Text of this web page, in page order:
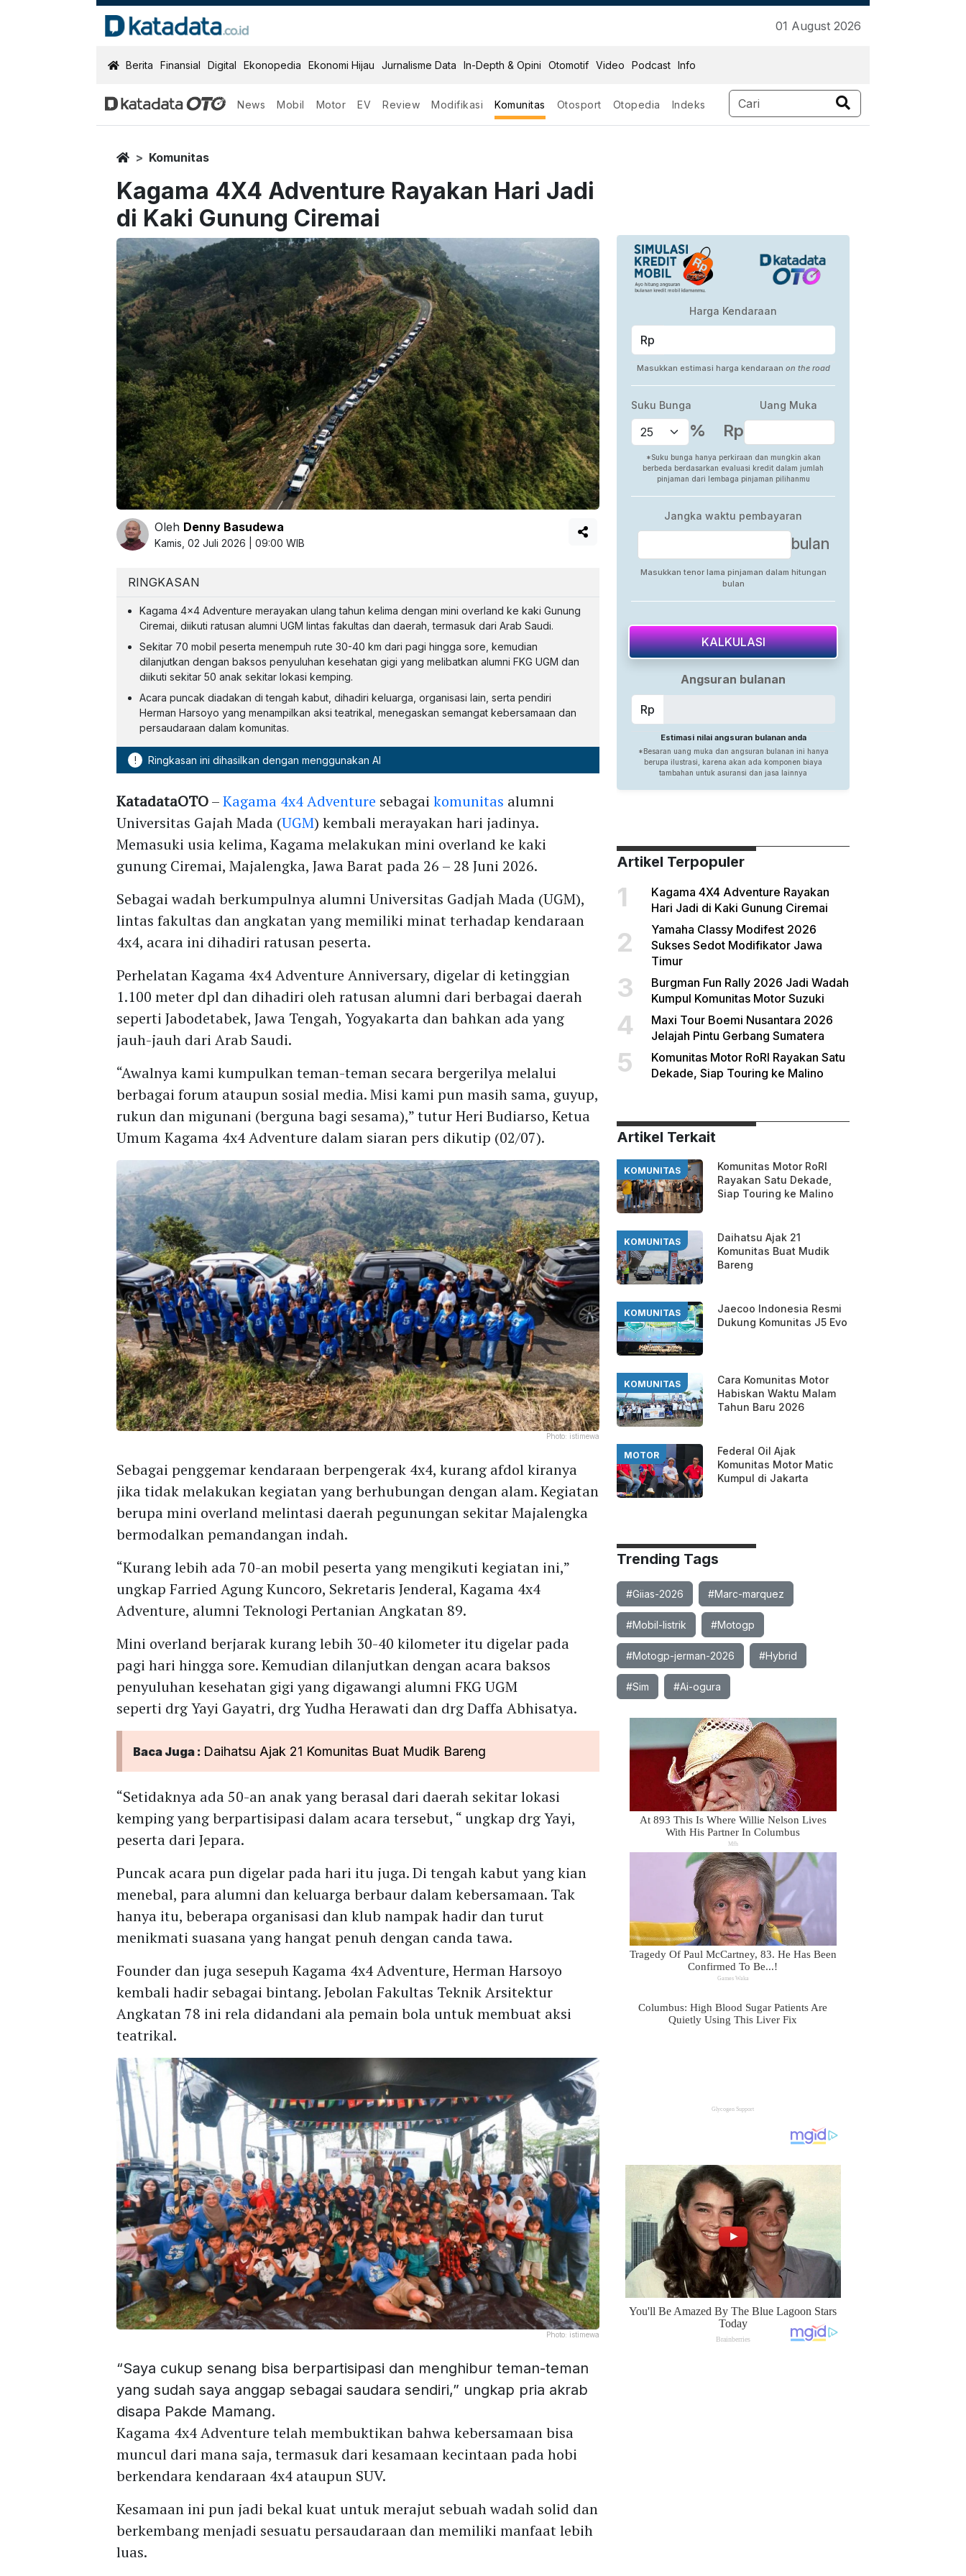
01 August 2026
KatadataOTO
Berita Finansial Digital Ekonopedia Ekonomi Hijau Jurnalisme Data In-Depth & Opini Otomotif Video Podcast Info
News Mobil Motor EV Review Modifikasi Komunitas Otosport Otopedia Indeks
HomeKomunitas
Kagama 4X4 Adventure Rayakan Hari Jadi
di Kaki Gunung Ciremai
Oleh Denny Basudewa
Kamis, 02 Juli 2026 | 09:00 WIB
RINGKASAN
Kagama 4x4 Adventure merayakan ulang tahun kelima dengan mini overland ke kaki Gunung
Ciremai, diikuti ratusan alumni UGM lintas fakultas dan daerah, termasuk dari Arab Saudi.
Sekitar 70 mobil peserta menempuh rute 30-40 km dari pagi hingga sore, kemudian
dilanjutkan dengan baksos penyuluhan kesehatan gigi yang melibatkan alumni FKG UGM dan
diikuti sekitar 50 anak sekitar lokasi kemping.
Acara puncak diadakan di tengah kabut, dihadiri keluarga, organisasi lain, serta pendiri
Herman Harsoyo yang menampilkan aksi teatrikal, menegaskan semangat kebersamaan dan
persaudaraan dalam komunitas.
! Ringkasan ini dihasilkan dengan menggunakan AI
KatadataOTO–Kagama 4x4 Adventure sebagaikomunitas alumni
Universitas Gajah Mada (UGM) kembali merayakan hari jadinya.
Memasuki usia kelima, Kagama melakukan mini overland ke kaki
gunung Ciremai, Majalengka, Jawa Barat pada 26 – 28 Juni 2026.
Sebagai wadah berkumpulnya alumni Universitas Gadjah Mada (UGM),
lintas fakultas dan angkatan yang memiliki minat terhadap kendaraan
4x4, acara ini dihadiri ratusan peserta.
Perhelatan Kagama 4x4 Adventure Anniversary, digelar di ketinggian
1.100 meter dpl dan dihadiri oleh ratusan alumni dari berbagai daerah
seperti Jabodetabek, Jawa Tengah, Yogyakarta dan bahkan ada yang
jauh-jauh dari Arab Saudi.
“Awalnya kami kumpulkan teman-teman secara bergerilya melalui
berbagai forum ataupun sosial media. Misi kami pun masih sama, guyup,
rukun dan migunani (berguna bagi sesama),” tutur Heri Budiarso, Ketua
Umum Kagama 4x4 Adventure dalam siaran pers dikutip (02/07).
Photo: istimewa
Sebagai penggemar kendaraan berpengerak 4x4, kurang afdol kiranya
jika tidak melakukan kegiatan yang berhubungan dengan alam. Kegiatan
berupa mini overland melintasi daerah pegunungan sekitar Majalengka
bermodalkan pemandangan indah.
“Kurang lebih ada 70-an mobil peserta yang mengikuti kegiatan ini,”
ungkap Farried Agung Kuncoro, Sekretaris Jenderal, Kagama 4x4
Adventure, alumni Teknologi Pertanian Angkatan 89.
Mini overland berjarak kurang lebih 30-40 kilometer itu digelar pada
pagi hari hingga sore. Kemudian dilanjutkan dengan acara baksos
penyuluhan kesehatan gigi yang digawangi alumni FKG UGM
seperti drg Yayi Gayatri, drg Yudha Herawati dan drg Daffa Abhisatya.
Baca Juga : Daihatsu Ajak 21 Komunitas Buat Mudik Bareng
“Setidaknya ada 50-an anak yang berasal dari daerah sekitar lokasi
kemping yang berpartisipasi dalam acara tersebut, “ ungkap drg Yayi,
peserta dari Jepara.
Puncak acara pun digelar pada hari itu juga. Di tengah kabut yang kian
menebal, para alumni dan keluarga berbaur dalam kebersamaan. Tak
hanya itu, beberapa organisasi dan klub nampak hadir dan turut
menikmati suasana yang hangat penuh dengan canda tawa.
Founder dan juga sesepuh Kagama 4x4 Adventure, Herman Harsoyo
kembali hadir sebagai bintang. Jebolan Fakultas Teknik Arsitektur
Angkatan 78 ini rela didandani ala pemain bola untuk membuat aksi
teatrikal.
Photo: istimewa
“Saya cukup senang bisa berpartisipasi dan menghibur teman-teman
yang sudah saya anggap sebagai saudara sendiri,” ungkap pria akrab
disapa Pakde Mamang.
Kagama 4x4 Adventure telah membuktikan bahwa kebersamaan bisa
muncul dari mana saja, termasuk dari kesamaan kecintaan pada hobi
berkendara kendaraan 4x4 ataupun SUV.
Kesamaan ini pun jadi bekal kuat untuk merajut sebuah wadah solid dan
berkembang menjadi sesuatu persaudaraan dan memiliki manfaat lebih
luas.
Artikel Terpopuler
1
Kagama 4X4 Adventure Rayakan
Hari Jadi di Kaki Gunung Ciremai
2
Yamaha Classy Modifest 2026
Sukses Sedot Modifikator Jawa
Timur
3
Burgman Fun Rally 2026 Jadi Wadah
Kumpul Komunitas Motor Suzuki
4
Maxi Tour Boemi Nusantara 2026
Jelajah Pintu Gerbang Sumatera
5
Komunitas Motor RoRI Rayakan Satu
Dekade, Siap Touring ke Malino
Artikel Terkait
KOMUNITAS
Komunitas Motor RoRI
Rayakan Satu Dekade,
Siap Touring ke Malino
KOMUNITAS
Daihatsu Ajak 21
Komunitas Buat Mudik
Bareng
KOMUNITAS
Jaecoo Indonesia Resmi
Dukung Komunitas J5 Evo
KOMUNITAS
Cara Komunitas Motor
Habiskan Waktu Malam
Tahun Baru 2026
MOTOR
Federal Oil Ajak
Komunitas Motor Matic
Kumpul di Jakarta
Trending Tags
#Giias-2026 #Marc-marquez
#Mobil-listrik #Motogp
#Motogp-jerman-2026 #Hybrid
#Sim #Ai-ogura